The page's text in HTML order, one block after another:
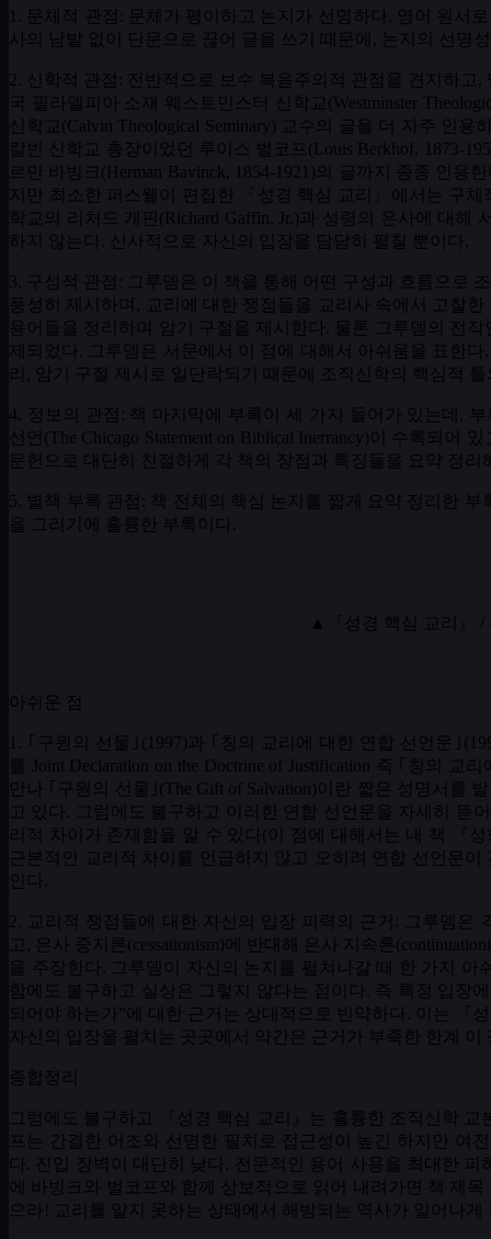
1. 문체적 관점 : 문체가 평이하고 논지가 선명하다
영어 원서
사의 남발 없이 단문으로 끊어 글을 쓰기 때문에 , 논지의 선명
2. 신학적 관점 : 전반적으로 보수 복음주의적 관점을 견지하고 ,
국 필라델피아 소재 웨스트민스터 신학교 (Westminster
신학교 (Calvin Theological Seminary)
교수의 글을 더 자주 인용
칼빈 신학교 총장이었던 루이스 벌코프 (Louis Berkhof, 1873-
르만 바빙크 (Herman Bavinck, 1854-1921)의 글까지 종종 인용
지만 최소한 퍼스웰이 편집한 『성경 핵심 교리』에서는 구
학교의 리처드 개핀 (Richard Gaffin, Jr.)과 성령의 은사에 대해
하지 않는다
신사적으로 자신의 입장을 담담히 펼칠 뿐이다
3. 구성적 관점 :
그루뎀은 이 책을 통해 어떤 구성과 흐름으로
풍성히 제시하며 ,
교리에 대한 쟁점들을 교리사 속에서 고찰한
용어들을 정리하며 암기 구절을 제시한다
물론 그루뎀의 전
제되었다
그루뎀은 서문에서 이 점에 대해서 아쉬움을 표한다
리 , 암기 구절 제시로 일단락되기 때문에 조직신학의 핵심적
4. 정보의 관점 : 책 마지막에 부록이 세 가지 들어가 있는데 ,
선언 (The Chicago Statement on Biblical Inerrancy)이 수록되어 있
문헌으로 대단히 친절하게 각 책의 장점과 특징들을 요약 정리
5. 별책 부록 관점 : 책 전체의 핵심 논지를 짧게 요약 정리한 부
을 그리기에 훌륭한 부록이다
▲『성경 핵심 교리』 /
아쉬운 점
1. ｢구원의 선물｣ (1997)과 ｢칭의 교리에 대한 연합 선언문｣
Joint Declaration on the Doctrine of Justification 즉 ｢칭의 교리
만나 ｢구원의 선물｣ (The Gift of Salvation)이란 짧은 성명서를
고 있다
그럼에도 불구하고 이러한 연합 선언문을 자세히 뜯
리적 차이가 존재함을 알 수 있다 ( 이 점에 대해서는 내 책 『성
근본적인 교리적 차이를 언급하지 않고 오히려 연합 선언문
인다
2. 교리적 쟁점들에 대한 자신의 입장 피력의 근거 :
그루뎀은
고 , 은사 중지론 (cessationism)에 반대해 은사 지속론
을 주장한다
그루뎀이 자신의 논지를 펼쳐나갈 때 한 가지
함에도 불구하고 실상은 그렇지 않다는 점이다
즉 특정 입장
되어야 하는가 ”에 대한 근거는 상대적으로 빈약하다
이는 『
자신의 입장을 펼치는 곳곳에서 약간은 근거가 부족한 한계 이
종합정리
그럼에도 불구하고 『성경 핵심 교리』는 훌륭한 조직신학 교
프는 간결한 어조와 선명한 필치로 접근성이 높긴 하지만 여
다
진입 장벽이 대단히 낮다
전문적인 용어 사용을 최대한 피
에 바빙크와 벌코프와 함께 상보적으로 읽어 내려가면 책 제
으라 ! 교리를 알지 못하는 상태에서 해방되는 역사가 일어나게